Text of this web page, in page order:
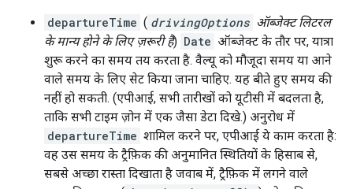
departureTime ( drivingOptions ऑब्जेक्ट लिटरल
के मान्य होने के लिए ज़रूरी है) Date ऑब्जेक्ट के तौर पर, यात्रा
शुरू करने का समय तय करता है. वैल्यू को मौजूदा समय या आने
वाले समय के लिए सेट किया जाना चाहिए. यह बीते हुए समय की
नहीं हो सकती. (एपीआई, सभी तारीखों को यूटीसी में बदलता है,
ताकि सभी टाइम ज़ोन में एक जैसा डेटा दिखे.) अनुरोध में
departureTime शामिल करने पर, एपीआई ये काम करता है:
वह उस समय के ट्रैफ़िक की अनुमानित स्थितियों के हिसाब से,
सबसे अच्छा रास्ता दिखाता है जवाब में, ट्रैफ़िक में लगने वाले